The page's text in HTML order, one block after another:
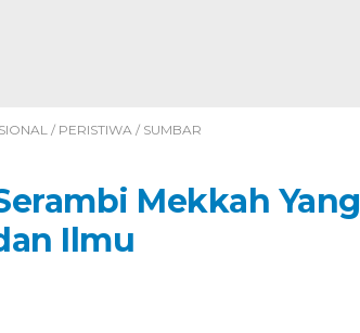
/ PERISTIWA/ SUMBAR
Mekkah Yang
Ilmu